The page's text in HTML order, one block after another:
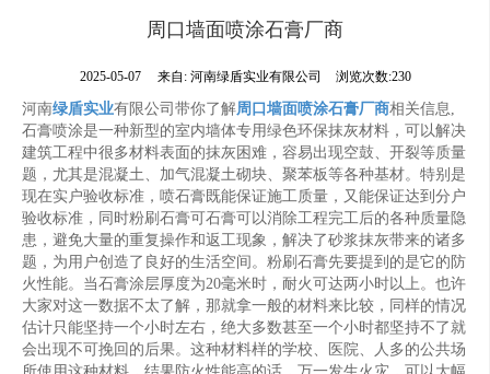
周口墙面喷涂石膏厂商
2025-05-07 来自: 河南绿盾实业有限公司 浏览次数:230
河南绿盾实业有限公司带你了解周口墙面喷涂石膏厂商相关信息,
石膏喷涂是一种新型的室内墙体专用绿色环保抹灰材料，可以解决
建筑工程中很多材料表面的抹灰困难，容易出现空鼓、开裂等质量
题，尤其是混凝土、加气混凝土砌块、聚苯板等各种基材。特别是
现在实户验收标准，喷石膏既能保证施工质量，又能保证达到分户
验收标准，同时粉刷石膏可石膏可以消除工程完工后的各种质量隐
患，避免大量的重复操作和返工现象，解决了砂浆抹灰带来的诸多
题，为用户创造了良好的生活空间。粉刷石膏先要提到的是它的防
火性能。当石膏涂层厚度为20毫米时，耐火可达两小时以上。也许
大家对这一数据不太了解，那就拿一般的材料来比较，同样的情况
估计只能坚持一个小时左右，绝大多数甚至一个小时都坚持不了就
会出现不可挽回的后果。这种材料样的学校、医院、人多的公共场